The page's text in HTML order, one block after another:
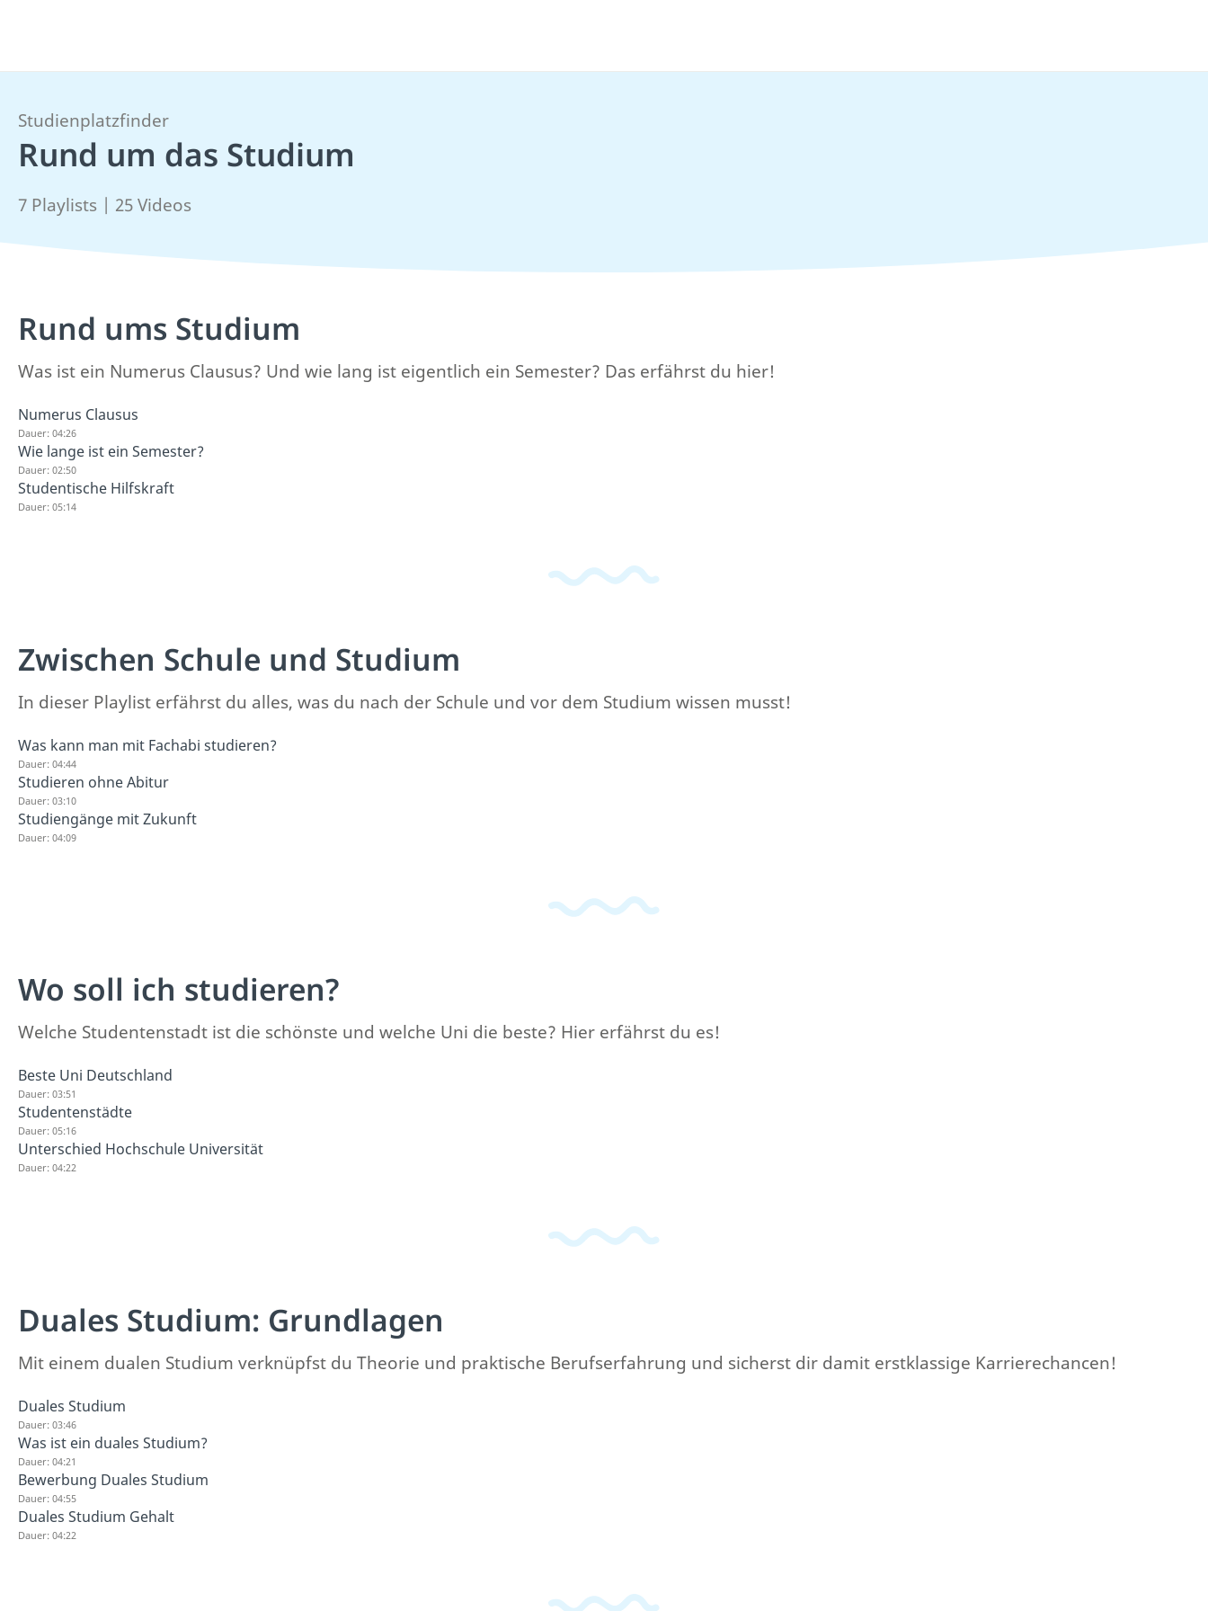
Studienplatzfinder
Rund um das Studium
7 Playlists | 25 Videos
Rund ums Studium
Was ist ein Numerus Clausus? Und wie lang ist eigentlich ein Semester? Das erfährst du hier!
Numerus Clausus
Dauer: 04:26
Wie lange ist ein Semester?
Dauer: 02:50
Studentische Hilfskraft
Dauer: 05:14
Zwischen Schule und Studium
In dieser Playlist erfährst du alles, was du nach der Schule und vor dem Studium wissen musst!
Was kann man mit Fachabi studieren?
Dauer: 04:44
Studieren ohne Abitur
Dauer: 03:10
Studiengänge mit Zukunft
Dauer: 04:09
Wo soll ich studieren?
Welche Studentenstadt ist die schönste und welche Uni die beste? Hier erfährst du es!
Beste Uni Deutschland
Dauer: 03:51
Studentenstädte
Dauer: 05:16
Unterschied Hochschule Universität
Dauer: 04:22
Duales Studium: Grundlagen
Mit einem dualen Studium verknüpfst du Theorie und praktische Berufserfahrung und sicherst dir damit erstklassige Karrierechancen!
Duales Studium
Dauer: 03:46
Was ist ein duales Studium?
Dauer: 04:21
Bewerbung Duales Studium
Dauer: 04:55
Duales Studium Gehalt
Dauer: 04:22